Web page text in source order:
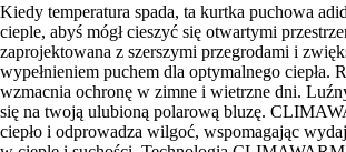
Kiedy temperatura spada, ta kurtka puchowa
cieple, abyś mógł cieszyć się otwartymi
zaprojektowana z szerszymi przegrodami i
wypełnieniem puchem dla optymalnego ciepła.
wzmacnia ochronę w zimne i wietrzne dni.
się na twoją ulubioną polarową bluzę.
ciepło i odprowadza wilgoć, wspomagając